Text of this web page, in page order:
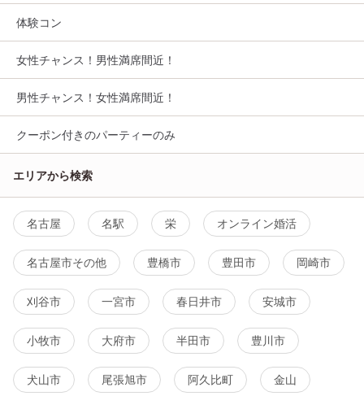
体験コン
女性チャンス！男性満席間近！
男性チャンス！女性満席間近！
クーポン付きのパーティーのみ
エリアから検索
名古屋 名駅 栄 オンライン婚活
名古屋市その他 豊橋市 豊田市 岡崎市
刈谷市 一宮市 春日井市 安城市
小牧市 大府市 半田市 豊川市
犬山市 尾張旭市 阿久比町 金山